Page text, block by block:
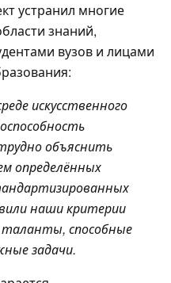
устранил многие
знаний,
вузов и лицами
искусственного
объяснить
определённых
наши критерии
способные
задачи.